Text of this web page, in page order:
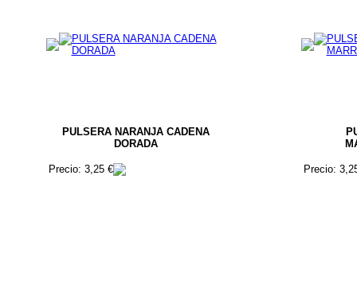
PULSERA NARANJA CADENA
DORADA
Precio: 3,25 € Precio: